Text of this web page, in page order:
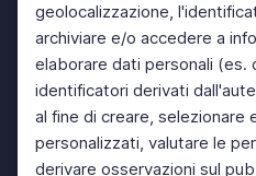
geolocalizzazione,
archiviare e/o accedere a
elaborare dati personali (es.
identificatori derivati
al fine di creare, selezionare
personalizzati, valutare le
derivare osservazioni sul